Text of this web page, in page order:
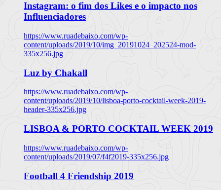
Instagram: o fim dos Likes e o impacto nos
Influenciadores
https://www.ruadebaixo.com/wp-
content/uploads/2019/10/img_20191024_202524-mod-
335x256.jpg
Luz by Chakall
https://www.ruadebaixo.com/wp-
content/uploads/2019/10/lisboa-porto-cocktail-week-2019-
header-335x256.jpg
LISBOA & PORTO COCKTAIL WEEK 2019
https://www.ruadebaixo.com/wp-
content/uploads/2019/07/f4f2019-335x256.jpg
Football 4 Friendship 2019